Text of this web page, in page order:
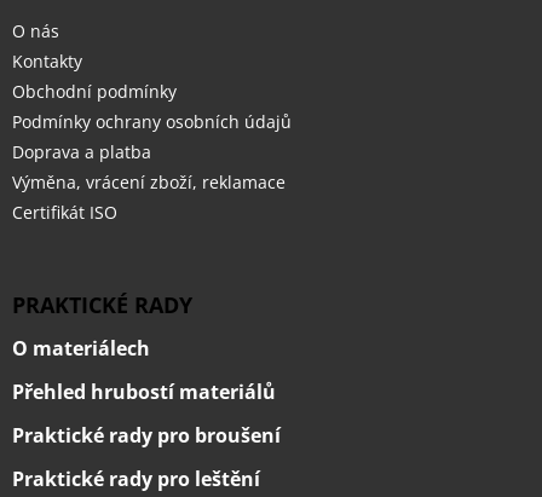
O nás
Kontakty
Obchodní podmínky
Podmínky ochrany osobních údajů
Doprava a platba
Výměna, vrácení zboží, reklamace
Certifikát ISO
PRAKTICKÉ RADY
O materiálech
Přehled hrubostí materiálů
Praktické rady pro broušení
Praktické rady pro leštění